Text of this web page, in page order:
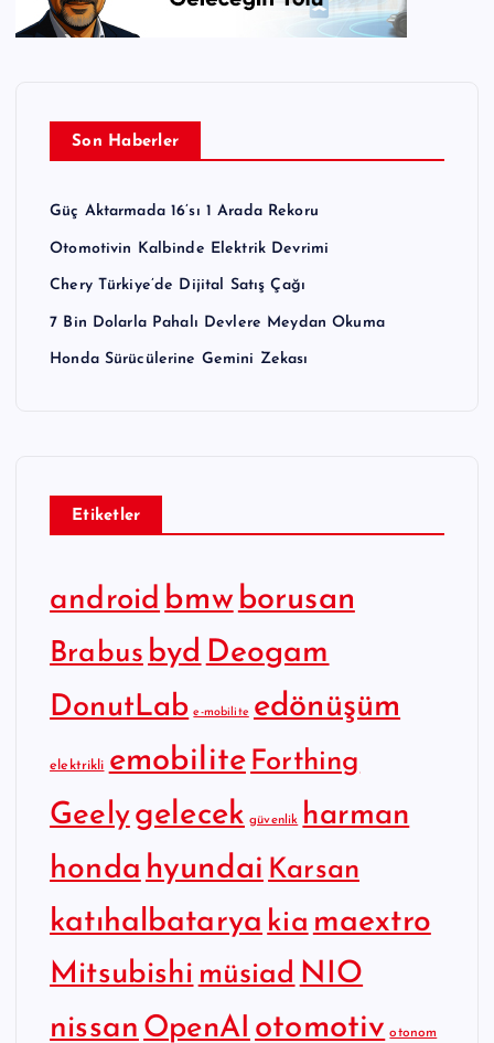
Son Haberler
Güç Aktarmada 16’sı 1 Arada Rekoru
Otomotivin Kalbinde Elektrik Devrimi
Chery Türkiye’de Dijital Satış Çağı
7 Bin Dolarla Pahalı Devlere Meydan Okuma
Honda Sürücülerine Gemini Zekası
Etiketler
android bmw borusan
Brabus byd Deogam
DonutLab e-mobilite edönüşüm
elektrikli emobilite Forthing
Geelygelecek güvenlik harman
honda hyundai Karsan
katıhalbatarya kia maextro
Mitsubishi müsiad NIO
nissan OpenAI otomotiv otonom